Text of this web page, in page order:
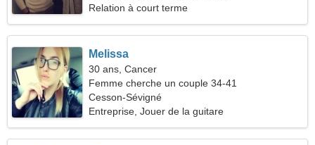
Relation à court terme
Melissa
30 ans, Cancer
Femme cherche un couple 34-41
Cesson-Sévigné
Entreprise, Jouer de la guitare